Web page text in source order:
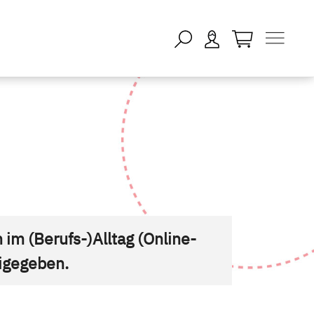
öffnen - keine
im (Berufs-)Alltag (Online-